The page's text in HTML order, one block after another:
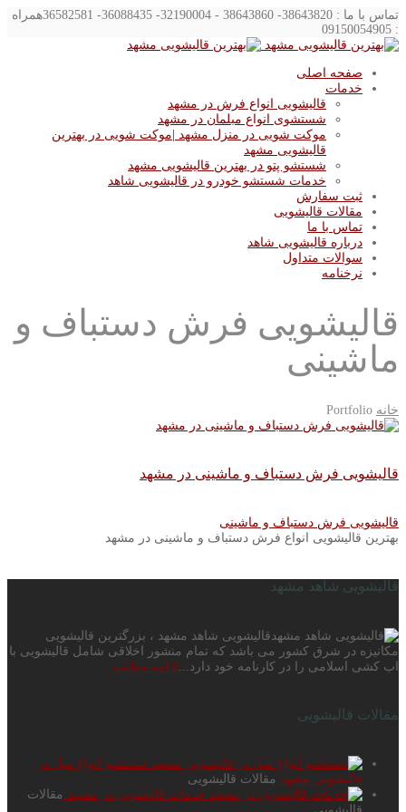
تماس با ما : 38643820- 38643860 - 32190004- 36088435- 36582581
همراه
: 09150054905
صفحه اصلی
خدمات
قالیشویی انواع فرش در مشهد
شستشوی انواع مبلمان در مشهد
موکت شویی در منزل مشهد |موکت شویی در بهترین
قالیشویی مشهد
شستشو پتو در بهترین قالیشویی مشهد
خدمات شستشو خودرو در قالیشویی شاهد
ثبت سفارش
مقالات قالیشویی
تماس با ما
درباره قالیشویی شاهد
سوالات متداول
نرخنامه
قالیشویی فرش دستباف و
ماشینی
خانه Portfolio
قالیشویی فرش دستباف و ماشینی در مشهد
قالیشویی فرش دستباف و ماشینی
بهترین قالیشویی انواع فرش دستباف و ماشینی در مشهد
قالیشویی شاهد مشهد
قالیشویی شاهد مشهد ، بزرگترین قالیشویی
مکانیزه در شرق کشور می باشد که تمام منشور اخلاقی شامل قالیشویی با
اب کشی اسلامی را در کارنامه خود دارد...
ادامه مطلب
مقالات قالیشویی
شستشو انواع مبل در
قالیشویی مشهد مقالات قالیشویی
خدمات قالیشویی در مشهد مقالات